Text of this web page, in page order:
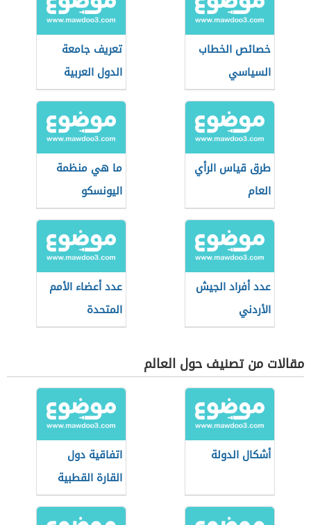
خصائص الخطاب
السياسي
تعريف جامعة
الدول العربية
طرق قياس الرأي
العام
ما هي منظمة
اليونسكو
عدد أفراد الجيش
الأردني
عدد أعضاء الأمم
المتحدة
مقالات من تصنيف حول العالم
أشكال الدولة
اتفاقية دول
القارة القطبية
الجنوبية